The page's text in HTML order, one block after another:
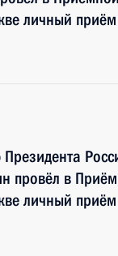
личный
провёл в
личный